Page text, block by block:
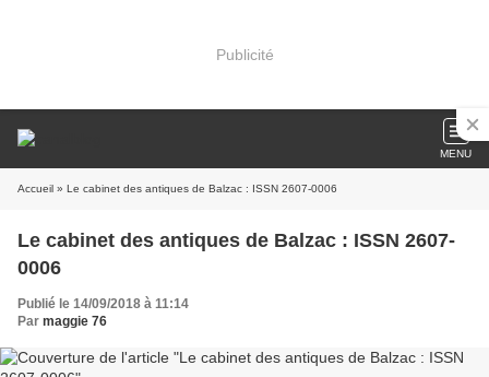
Publicité
MENU
Accueil » Le cabinet des antiques de Balzac : ISSN 2607-0006
Le cabinet des antiques de Balzac : ISSN 2607-
0006
Publié le 14/09/2018 à 11:14
Par maggie 76